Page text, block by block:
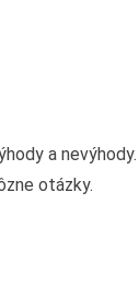
a nevýhody.
otázky.